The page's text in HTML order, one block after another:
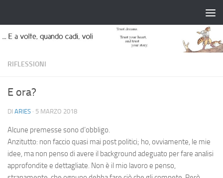
RIFLESSIONI
E ora?
DI ARIES · 5 MARZO 2018
Alcune premesse sono d’obbligo.
Anzitutto: non faccio quasi mai post politici; ho, ovviamente, le mie
idee, ma non penso di avere il background adeguato per fare analisi
approfondite e dettagliate. Non è il mio lavoro e penso,